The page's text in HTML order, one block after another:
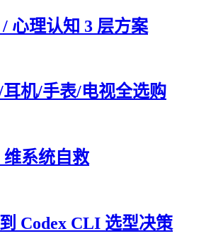
心理认知 3 层方案
机/手表/电视全选购
系统自救
Codex CLI 选型决策